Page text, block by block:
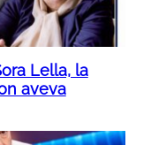
Lella, la
aveva